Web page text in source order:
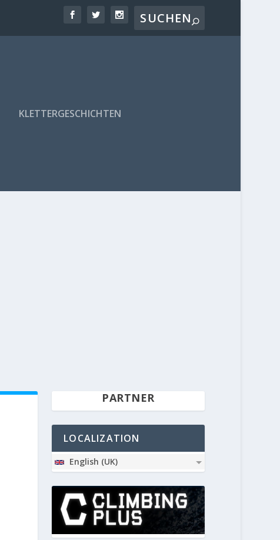
KLETTERGESCHICHTEN
PARTNER
LOCALIZATION
English (UK)